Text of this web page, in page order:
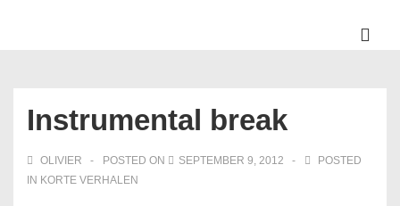
ContentInstrumental break
OLIVIER POSTED ON SEPTEMBER 9, 2012
POSTED
IN KORTE VERHALEN